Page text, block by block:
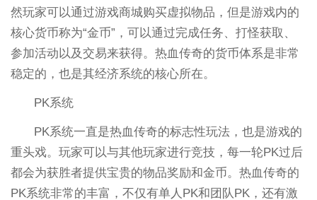
然玩家可以通过游戏商城购买虚拟物品，但是游戏内的
核心货币称为“金币”，可以通过完成任务、打怪获取、
参加活动以及交易来获得。热血传奇的货币体系是非常
稳定的，也是其经济系统的核心所在。
PK系统
PK系统一直是热血传奇的标志性玩法，也是游戏的
重头戏。玩家可以与其他玩家进行竞技，每一轮PK过后
都会为获胜者提供宝贵的物品奖励和金币。热血传奇的
PK系统非常的丰富，不仅有单人PK和团队PK，还有激